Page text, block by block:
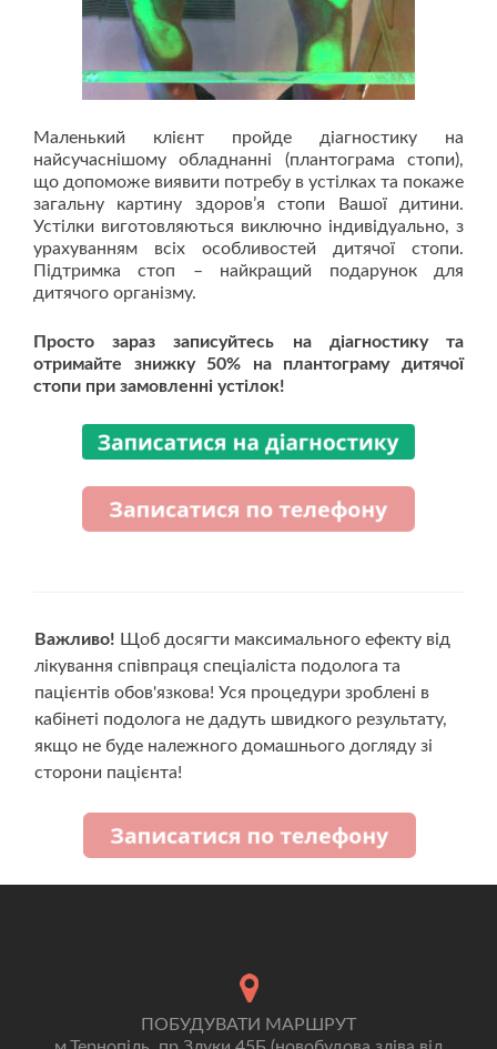
Маленький клієнт пройде діагностику на
найсучаснішому обладнанні (плантограма стопи),
що допоможе виявити потребу в устілках та покаже
загальну картину здоров’я стопи Вашої дитини.
Устілки виготовляються виключно індивідуально, з
урахуванням всіх особливостей дитячої стопи.
Підтримка стоп – найкращий подарунок для
дитячого організму.
Просто зараз записуйтесь на діагностику та
отримайте знижку 50% на плантограму дитячої
стопи при замовленні устілок!
Важливо! Щоб досягти максимального ефекту від
лікування співпраця спеціаліста подолога та
пацієнтів обов'язкова! Уся процедури зроблені в
кабінеті подолога не дадуть швидкого результату,
якщо не буде належного домашнього догляду зі
сторони пацієнта!
ПОБУДУВАТИ МАРШРУТ